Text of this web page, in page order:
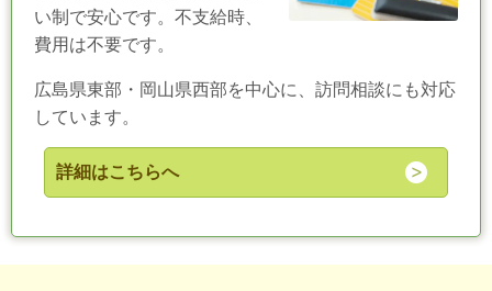
い制で安心です。不支給時、
費用は不要です。
広島県東部・岡山県西部を中心に、訪問相談にも対応
しています。
詳細はこちらへ